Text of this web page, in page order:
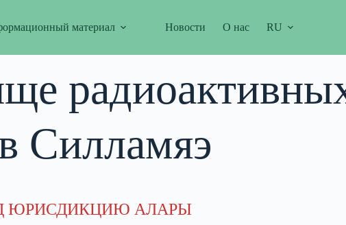
материал Новости О нас RU
Силламяэ
ЮРИСДИКЦИЮ АЛАРЫ